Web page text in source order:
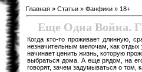
Главная » Статьи » Фанфики » 18+
Еще Одна Война.
Когда кто-то проживает длинную,
незначительным мелочам, как отдых
начинает ценить жизнь, которую
выбраться дома. А еще рядом, на
говорят, зачем задумываться о том,